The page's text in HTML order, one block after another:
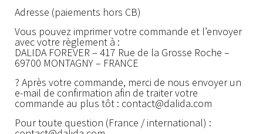
Adresse (paiements hors CB)
Vous pouvez imprimer votre commande et l’envoyer
avec votre règlement à :
DALIDA FOREVER – 417 Rue de la Grosse Roche –
69700 MONTAGNY – FRANCE
? Après votre commande, merci de nous envoyer un
e-mail de confirmation afin de traiter votre
commande au plus tôt : contact@dalida.com
Pour toute question (France / international) :